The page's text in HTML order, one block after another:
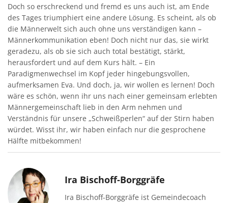
Doch so erschreckend und fremd es uns auch ist, am Ende
des Tages triumphiert eine andere Lösung. Es scheint, als ob
die Männerwelt sich auch ohne uns verständigen kann –
Männerkommunikation eben! Doch nicht nur das, sie wirkt
geradezu, als ob sie sich auch total bestätigt, stärkt,
herausfordert und auf dem Kurs hält. – Ein
Paradigmenwechsel im Kopf jeder hingebungsvollen,
aufmerksamen Eva. Und doch, ja, wir wollen es lernen! Doch
wäre es schön, wenn ihr uns nach einer gemeinsam erlebten
Männergemeinschaft lieb in den Arm nehmen und
Verständnis für unsere „Schweißperlen“ auf der Stirn haben
würdet. Wisst ihr, wir haben einfach nur die gesprochene
Hälfte mitbekommen!
Ira Bischoff-Borggräfe
Ira Bischoff-Borggräfe ist Gemeindecoach